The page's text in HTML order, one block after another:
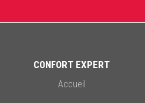
CONFORT EXPERT
Accueil